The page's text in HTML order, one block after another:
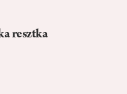
resztka